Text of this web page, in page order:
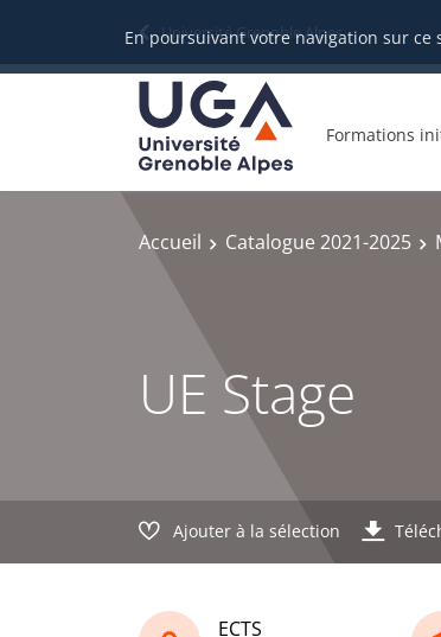
En poursuivant votre navigation sur
Université Grenoble Alpes
Formations
Accueil Catalogue 2021-2025
UE Stage
Ajouter à la sélection
ECTS